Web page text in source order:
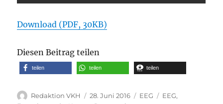
Download (PDF, 30KB)
Diesen Beitrag teilen
teilen teilen teilen
Autor
Redaktion VKH
Veröffentlicht
28. Juni 2016 Kategorien
EEG Schlagwörter
EEG,